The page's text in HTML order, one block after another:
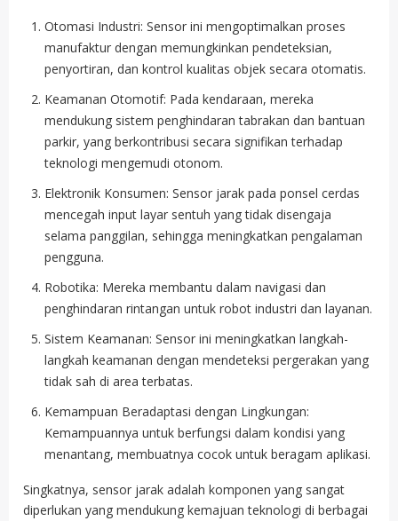
Otomasi Industri: Sensor ini mengoptimalkan proses
manufaktur dengan memungkinkan pendeteksian,
penyortiran, dan kontrol kualitas objek secara otomatis.
Keamanan Otomotif: Pada kendaraan, mereka
mendukung sistem penghindaran tabrakan dan bantuan
parkir, yang berkontribusi secara signifikan terhadap
teknologi mengemudi otonom.
Elektronik Konsumen: Sensor jarak pada ponsel cerdas
mencegah input layar sentuh yang tidak disengaja
selama panggilan, sehingga meningkatkan pengalaman
pengguna.
Robotika: Mereka membantu dalam navigasi dan
penghindaran rintangan untuk robot industri dan layanan.
Sistem Keamanan: Sensor ini meningkatkan langkah-
langkah keamanan dengan mendeteksi pergerakan yang
tidak sah di area terbatas.
Kemampuan Beradaptasi dengan Lingkungan:
Kemampuannya untuk berfungsi dalam kondisi yang
menantang, membuatnya cocok untuk beragam aplikasi.
Singkatnya, sensor jarak adalah komponen yang sangat
diperlukan yang mendukung kemajuan teknologi di berbagai